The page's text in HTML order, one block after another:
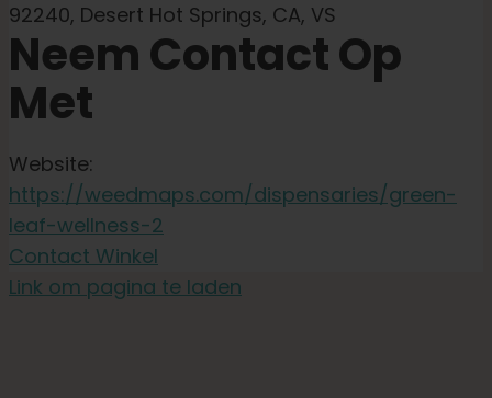
92240, Desert Hot Springs, CA, VS
Neem Contact Op
Met
Website:
https://weedmaps.com/dispensaries/green-
leaf-wellness-2
Contact Winkel
Link om pagina te laden